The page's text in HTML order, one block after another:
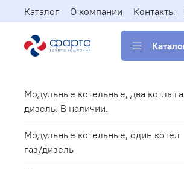
Каталог О компании Контакты
Модульные котельные, два котла
дизель. В наличии.
Модульные котельные, один котел
газ/дизель